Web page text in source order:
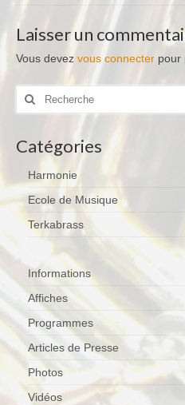
Historique
Concours
Direction
Vie de l’Orchestre
Répertoire Musical
Calendrier
Blog
Terkabrass
Historique
Direction
Répertoire Musical
Blog
Contact
Laisser un
Vous devez vous connecter pour
Rechercher
Catégories
Harmonie
Ecole de Musique
Terkabrass
Informations
Affiches
Programmes
Articles de Presse
Photos
Vidéos